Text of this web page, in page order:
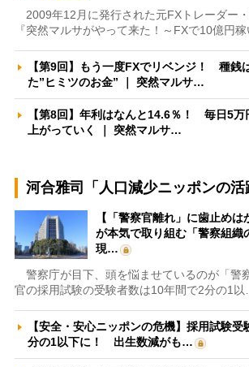
2009年12月に発行された元FXトレーダー
『突然マルサがやって来た！～FXで10億円
【第9回】もう一度FXでリベンジ！ 種銭
た”ヒミツのお金” ｜ 突然マルサ…
【第8回】年利はなんと14.6％！ 毎日5万
上がっていく ｜ 突然マルサ…
河合雅司「人口減少ニッポンの活
【「警察官離れ」に歯止め
が本気で取り組む「警察組
現…
警察庁が目下、頭を悩ませているのが「警
官の採用試験の受験者数は10年間で2分の1
【安全・安心ニッポンの危機】採用試験
分の1以下に！ 出生数減がも…